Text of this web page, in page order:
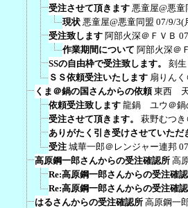
受注させて頂きます 悪童屋@悪童
現状 悪童屋@悪童同盟 07/9/3(
受注致します 阿部火深＠ＦＶＢ
作業期間について 阿部火深＠
SSの自由枠で受注致します。
刻
ＳＳ依頼受注いたします 扇りん
くま＠鍋の国さんからの依頼 東西
依頼受注致します 龍鍋 ユウ＠鍋
受注させて頂きます。
萩野むつ
ありがたく引き受けさせていただ
受注 城華一郎＠レンジャー連邦
高原鋼一郎さんからの受注確認所 高
Re:高原鋼一郎さんからの受注確
Re:高原鋼一郎さんからの受注確
はるさんからの受注確認所 高原鋼一